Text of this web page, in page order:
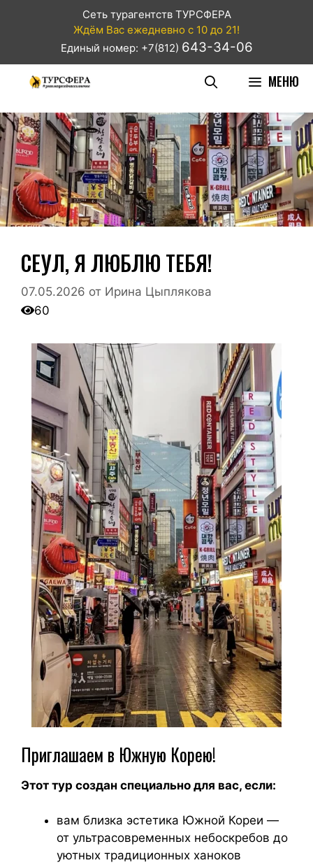
Сеть турагентств ТУРСФЕРА
Ждём Вас ежедневно с 10 до 21!
Единый номер: +7(812) 643-34-06
МЕНЮ
СЕУЛ, Я ЛЮБЛЮ ТЕБЯ!
07.05.2026 от Ирина Цыплякова
60
Приглашаем в Южную Корею!
Этот тур создан специально для вас, если:
вам близка эстетика Южной Кореи —
от ультрасовременных небоскребов до
уютных традиционных ханоков